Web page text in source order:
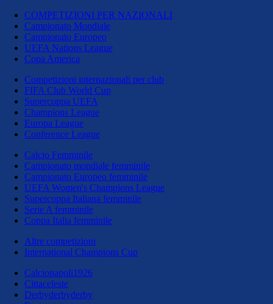
COMPETIZIONI PER NAZIONALI
Campionato Mondiale
Campionato Europeo
UEFA Nations League
Copa America
Competizioni internazionali per club
FIFA Club World Cup
Supercoppa UEFA
Champions League
Europa League
Conference League
Calcio Femminile
Campionato mondiale femminile
Campionato Europeo femminile
UEFA Women's Champions League
Supercoppa Italiana femminile
Serie A femminile
Coppa Italia femminile
Altre competizioni
International Champions Cup
Calcionapoli1926
Cittaceleste
Derbyderbyderby